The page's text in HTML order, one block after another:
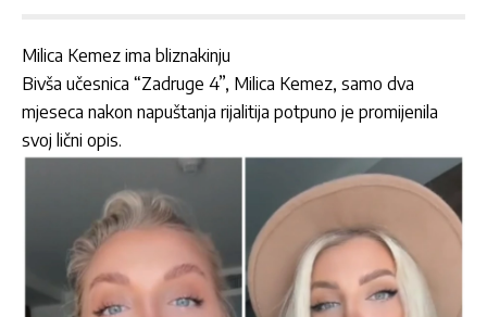
Milica Kemez ima bliznakinju
Bivša učesnica “Zadruge 4”, Milica Kemez, samo dva
mjeseca nakon napuštanja rijalitija potpuno je promijenila
svoj lični opis.